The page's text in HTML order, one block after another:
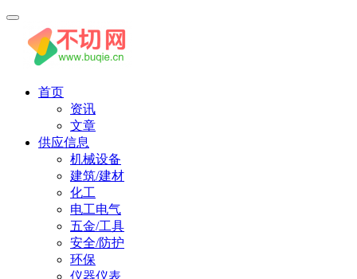
首页
资讯
文章
供应信息
机械设备
建筑/建材
化工
电工电气
五金/工具
安全/防护
环保
仪器仪表